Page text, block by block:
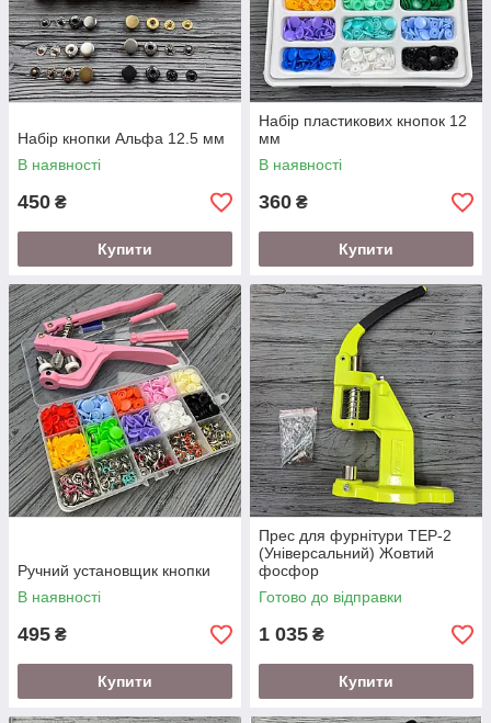
Набір кнопки Альфа 12.5 мм
В наявності
450 ₴
Купити
Набір пластикових кнопок 12
мм
В наявності
360 ₴
Купити
Ручний установщик кнопки
В наявності
495 ₴
Купити
Прес для фурнітури TEP-2
(Універсальний) Жовтий
фосфор
Готово до відправки
1 035 ₴
Купити